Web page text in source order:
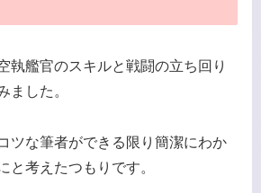
執艦官のスキルと戦闘の立ち回り
ました。
ツな筆者ができる限り簡潔にわか
と考えたつもりです。